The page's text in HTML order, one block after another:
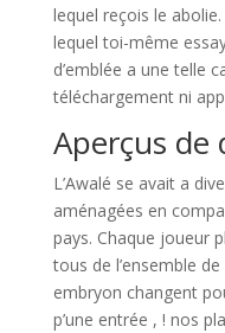
lequel reçois le
lequel toi-même
d’emblée a une telle
téléchargement ni
Aperçus de
L’Awalé se avait a
aménagées en
pays. Chaque joueur
tous de l’ensemble
embryon changent
p’une entrée , ! nos